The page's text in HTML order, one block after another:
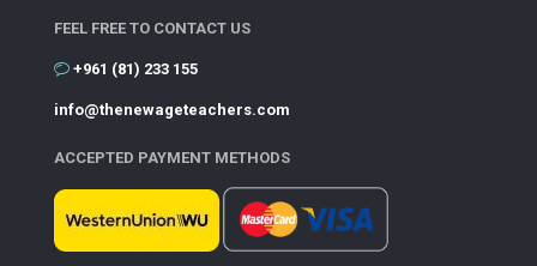
FEEL FREE TO CONTACT US
+961 (81) 233 155
info@thenewageteachers.com
ACCEPTED PAYMENT METHODS